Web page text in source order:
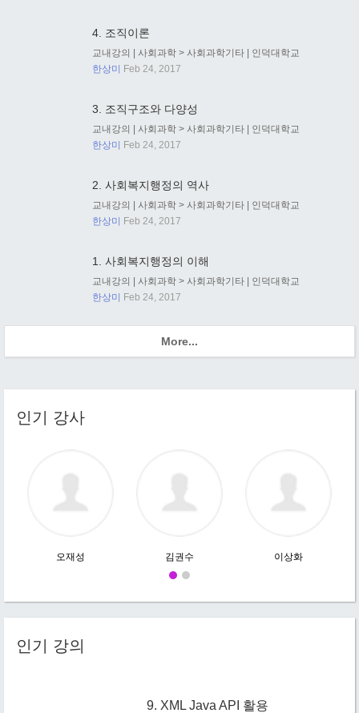
4. 조직이론
교내강의 | 사회과학 > 사회과학기타 | 인덕대학교
한상미 Feb 24, 2017
3. 조직구조와 다양성
교내강의 | 사회과학 > 사회과학기타 | 인덕대학교
한상미 Feb 24, 2017
2. 사회복지행정의 역사
교내강의 | 사회과학 > 사회과학기타 | 인덕대학교
한상미 Feb 24, 2017
1. 사회복지행정의 이해
교내강의 | 사회과학 > 사회과학기타 | 인덕대학교
한상미 Feb 24, 2017
More...
인기 강사
오재성 김권수 이상화
인기 강의
9. XML Java API 활용